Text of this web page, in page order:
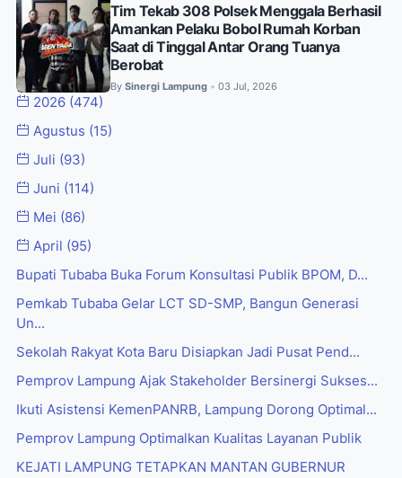
Tim Tekab 308 Polsek Menggala Berhasil
Amankan Pelaku Bobol Rumah Korban
Saat di Tinggal Antar Orang Tuanya
Berobat
By Sinergi Lampung • 03 Jul, 2026
2026 (474)
Agustus (15)
Juli (93)
Juni (114)
Mei (86)
April (95)
Bupati Tubaba Buka Forum Konsultasi Publik BPOM, D...
Pemkab Tubaba Gelar LCT SD-SMP, Bangun Generasi
Un...
Sekolah Rakyat Kota Baru Disiapkan Jadi Pusat Pend...
Pemprov Lampung Ajak Stakeholder Bersinergi Sukses...
Ikuti Asistensi KemenPANRB, Lampung Dorong Optimal...
Pemprov Lampung Optimalkan Kualitas Layanan Publik
KEJATI LAMPUNG TETAPKAN MANTAN GUBERNUR